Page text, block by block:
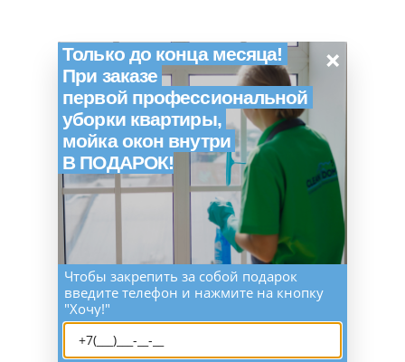
Только до конца месяца!
При заказе
первой профессиональной
уборки квартиры,
мойка окон внутри
В ПОДАРОК!
×
Чтобы закрепить за собой подарок
введите телефон и нажмите на кнопку
"Хочу!"